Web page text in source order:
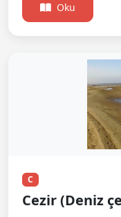
Oku
C
Cezir (Deniz